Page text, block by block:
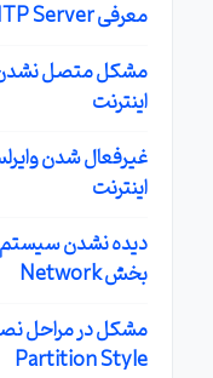
معرفی NTP Server ایرانی ( تایم سرور ایرانی )
اینترنت
غیرفعال شدن
اینترنت
بخش Network
Partition Style